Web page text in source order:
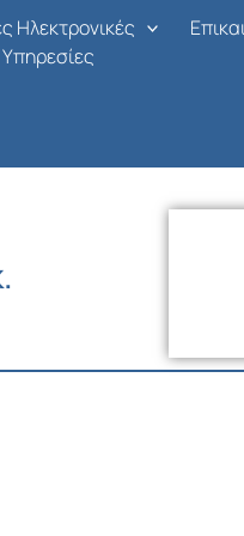
Ηλεκτρονικές
Υπηρεσίες